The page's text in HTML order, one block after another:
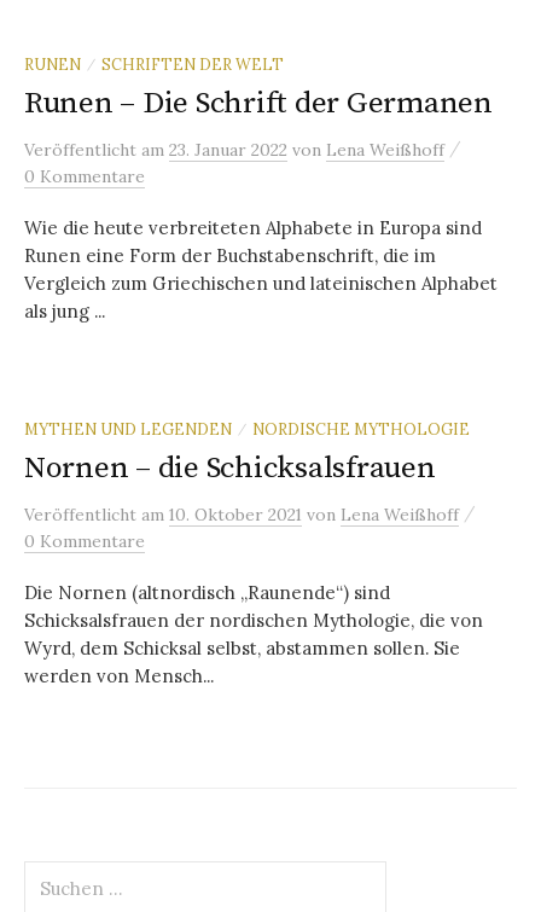
RUNEN / SCHRIFTEN DER WELT
Runen – Die Schrift der Germanen
Veröffentlicht am 23. Januar 2022 von Lena Weißhoff /
0 Kommentare
Wie die heute verbreiteten Alphabete in Europa sind
Runen eine Form der Buchstabenschrift, die im
Vergleich zum Griechischen und lateinischen Alphabet
als jung ...
MYTHEN UND LEGENDEN / NORDISCHE MYTHOLOGIE
Nornen – die Schicksalsfrauen
Veröffentlicht am 10. Oktober 2021 von Lena Weißhoff /
0 Kommentare
Die Nornen (altnordisch „Raunende“) sind
Schicksalsfrauen der nordischen Mythologie, die von
Wyrd, dem Schicksal selbst, abstammen sollen. Sie
werden von Mensch...
nach: